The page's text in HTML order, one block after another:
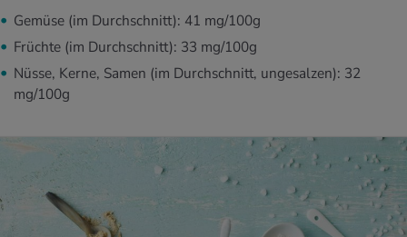
Gemüse (im Durchschnitt): 41 mg/100g
Früchte (im Durchschnitt): 33 mg/100g
Nüsse, Kerne, Samen (im Durchschnitt, ungesalzen): 32
mg/100g